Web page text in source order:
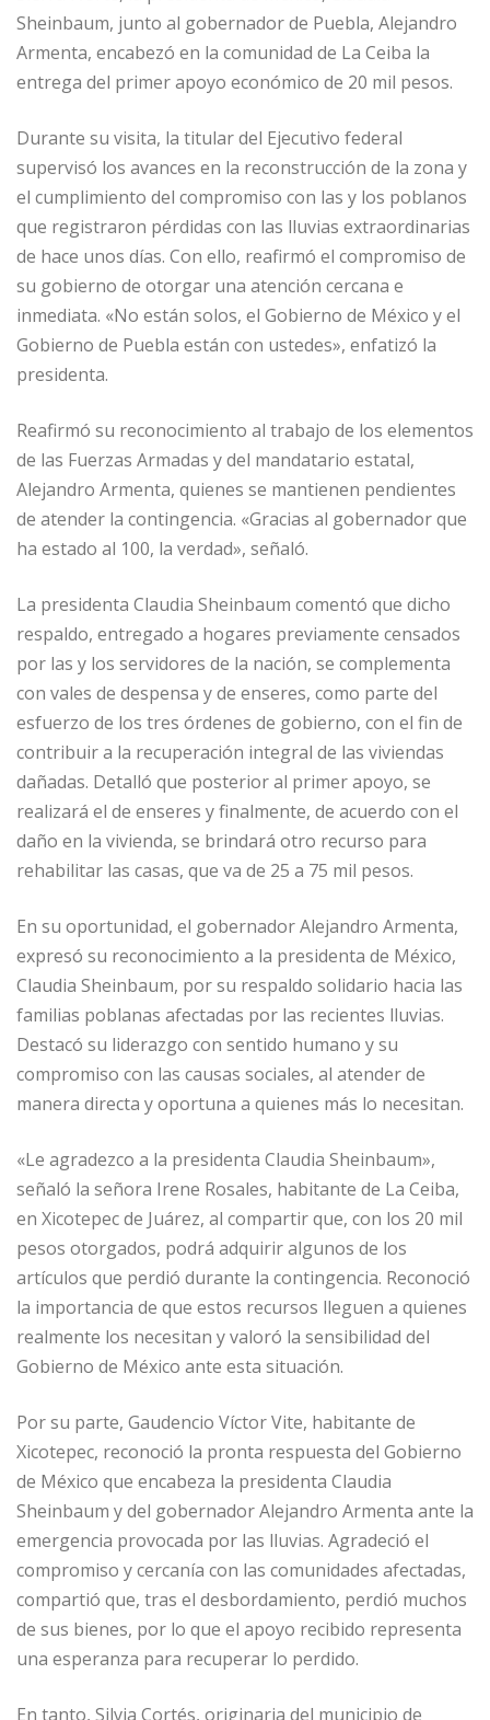
Sheinbaum, junto al gobernador de Puebla, Alejandro
Armenta, encabezó en la comunidad de La Ceiba la
entrega del primer apoyo económico de 20 mil pesos.
Durante su visita, la titular del Ejecutivo federal
supervisó los avances en la reconstrucción de la zona y
el cumplimiento del compromiso con las y los poblanos
que registraron pérdidas con las lluvias extraordinarias
de hace unos días. Con ello, reafirmó el compromiso de
su gobierno de otorgar una atención cercana e
inmediata. «No están solos, el Gobierno de México y el
Gobierno de Puebla están con ustedes», enfatizó la
presidenta.
Reafirmó su reconocimiento al trabajo de los elementos
de las Fuerzas Armadas y del mandatario estatal,
Alejandro Armenta, quienes se mantienen pendientes
de atender la contingencia. «Gracias al gobernador que
ha estado al 100, la verdad», señaló.
La presidenta Claudia Sheinbaum comentó que dicho
respaldo, entregado a hogares previamente censados
por las y los servidores de la nación, se complementa
con vales de despensa y de enseres, como parte del
esfuerzo de los tres órdenes de gobierno, con el fin de
contribuir a la recuperación integral de las viviendas
dañadas. Detalló que posterior al primer apoyo, se
realizará el de enseres y finalmente, de acuerdo con el
daño en la vivienda, se brindará otro recurso para
rehabilitar las casas, que va de 25 a 75 mil pesos.
En su oportunidad, el gobernador Alejandro Armenta,
expresó su reconocimiento a la presidenta de México,
Claudia Sheinbaum, por su respaldo solidario hacia las
familias poblanas afectadas por las recientes lluvias.
Destacó su liderazgo con sentido humano y su
compromiso con las causas sociales, al atender de
manera directa y oportuna a quienes más lo necesitan.
«Le agradezco a la presidenta Claudia Sheinbaum»,
señaló la señora Irene Rosales, habitante de La Ceiba,
en Xicotepec de Juárez, al compartir que, con los 20 mil
pesos otorgados, podrá adquirir algunos de los
artículos que perdió durante la contingencia. Reconoció
la importancia de que estos recursos lleguen a quienes
realmente los necesitan y valoró la sensibilidad del
Gobierno de México ante esta situación.
Por su parte, Gaudencio Víctor Vite, habitante de
Xicotepec, reconoció la pronta respuesta del Gobierno
de México que encabeza la presidenta Claudia
Sheinbaum y del gobernador Alejandro Armenta ante la
emergencia provocada por las lluvias. Agradeció el
compromiso y cercanía con las comunidades afectadas,
compartió que, tras el desbordamiento, perdió muchos
de sus bienes, por lo que el apoyo recibido representa
una esperanza para recuperar lo perdido.
En tanto, Silvia Cortés, originaria del municipio de